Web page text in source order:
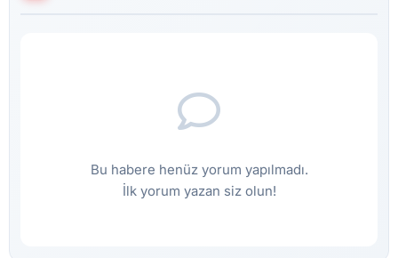
Bu habere henüz yorum yapılmadı.
İlk yorum yazan siz olun!